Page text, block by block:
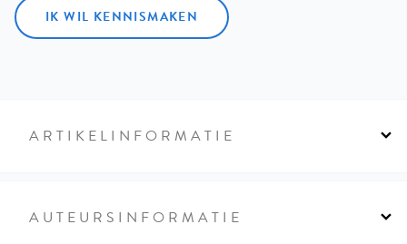
IK WIL KENNISMAKEN
ARTIKELINFORMATIE
AUTEURSINFORMATIE